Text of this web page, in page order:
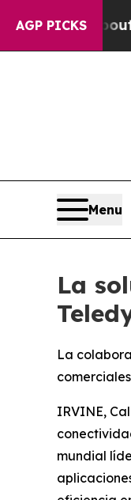
AGP PICKS
Its
Menu
La
La
IRVINE,
mundial